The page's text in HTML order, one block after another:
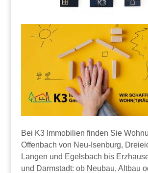
Bei K3 Immobilien finden Sie
Offenbach von Neu-Isenburg,
Langen und Egelsbach bis
und Darmstadt: ob Neubau, Altbau